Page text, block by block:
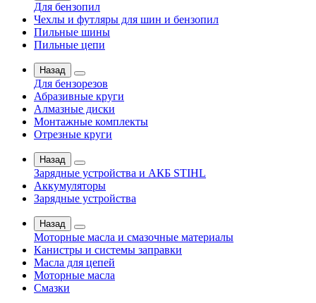
Для бензопил
Чехлы и футляры для шин и бензопил
Пильные шины
Пильные цепи
Назад
Для бензорезов
Абразивные круги
Алмазные диски
Монтажные комплекты
Отрезные круги
Назад
Зарядные устройства и АКБ STIHL
Аккумуляторы
Зарядные устройства
Назад
Моторные масла и смазочные материалы
Канистры и системы заправки
Масла для цепей
Моторные масла
Смазки